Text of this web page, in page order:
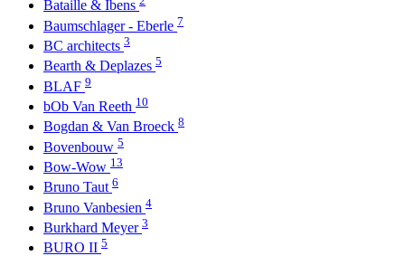
Bataille & Ibens
Baumschlager - Eberle 7
BC architects 3
Bearth & Deplazes 5
BLAF 9
bOb Van Reeth 10
Bogdan & Van Broeck 8
Bovenbouw 5
Bow-Wow 13
Bruno Taut 6
Bruno Vanbesien 4
Burkhard Meyer 3
BURO II 5